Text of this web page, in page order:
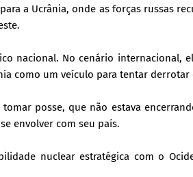
a Ucrânia, onde as forças russas
nacional. No cenário internacional,
como um veículo para tentar derrotar
posse, que não estava
envolver com seu país.
nuclear estratégica com o